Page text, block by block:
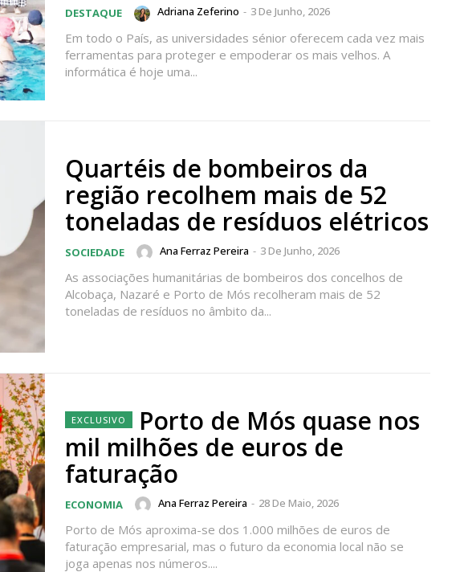
de Assinatura
do Região de Cister e ajude-nos a manter este serviço público!
Sendo assinante terá acesso a todos os conteúdos exclusivos e versões digitais.
€
à Quinta-feira
ASSINATURA
DIGITAL ANUAL
16
12 meses
Acesso ao conteúdo online
DESTAQUE Adriana Zeferino - 3 De Junho, 2026
Em todo o País, as universidades sénior oferecem cada vez mais
ferramentas para proteger e empoderar os mais velhos. A
informática é hoje uma...
Quartéis de bombeiros da
região recolhem mais de 52
toneladas de resíduos elétricos
SOCIEDADE Ana Ferraz Pereira - 3 De Junho, 2026
As associações humanitárias de bombeiros dos concelhos de
Alcobaça, Nazaré e Porto de Mós recolheram mais de 52
toneladas de resíduos no âmbito da...
Porto de Mós quase nos
mil milhões de euros de
faturação
ECONOMIA Ana Ferraz Pereira - 28 De Maio, 2026
Porto de Mós aproxima-se dos 1.000 milhões de euros de
faturação empresarial, mas o futuro da economia local não se
joga apenas nos números....